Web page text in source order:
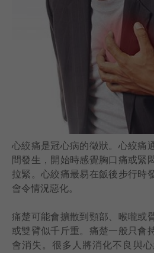
聯絡我們
搜尋醫療服務
登記 / 登入
卓健eShop
心絞痛是冠心病的徵狀。心絞痛
間發生，開始時感覺胸口痛或緊
拉緊。心絞痛最易在飯後步行時
會令情況惡化。
痛楚可能會擴散到頸部、喉嚨或
或雙臂似千斤重。痛楚一般只會
會消失。很多人將消化不良與